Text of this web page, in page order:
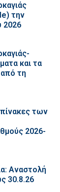
την
2026
και τα
τη
των
2026-
Αναστολή
30.8.26